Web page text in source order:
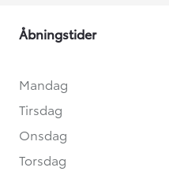
Åbningstider
Mandag
Tirsdag
Onsdag
Torsdag